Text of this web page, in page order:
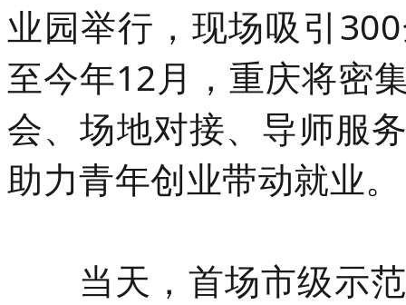
业园举行，现场吸引
至今年12月，重庆将密
会、场地对接、导师服
助力青年创业带动就业。
当天，首场市级示